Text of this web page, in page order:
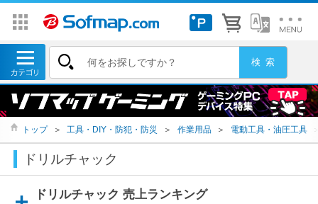
トップ ＞ 工具・DIY・防犯・防災 ＞ 作業用品 ＞ 電動工具・油圧工具
ドリルチャック
ドリルチャック 売上ランキング